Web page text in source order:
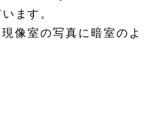
ます。
像室の写真に暗室のよ